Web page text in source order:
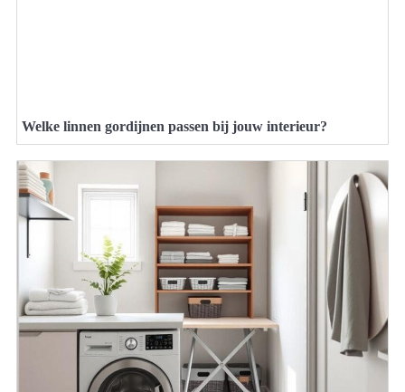
Welke linnen gordijnen passen bij jouw interieur?